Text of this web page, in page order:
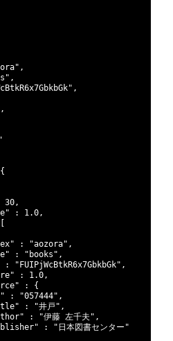
,
,
,
,
{
30,
: 1.0,
: "aozora" ,
: "books" ,
: "FUIPjWcBtkR6x7GbkbGk" ,
: 1.0,
:
{
: "057444" ,
: "井戸" ,
: "伊藤 左千夫" ,
:
"日本図書センター"